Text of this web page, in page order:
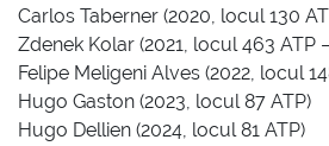
Carlos Taberner (2020, locul 130
Zdenek Kolar (2021, locul 463 ATP
Felipe Meligeni Alves (2022, locul
Hugo Gaston (2023, locul 87 ATP)
Hugo Dellien (2024, locul 81 ATP)